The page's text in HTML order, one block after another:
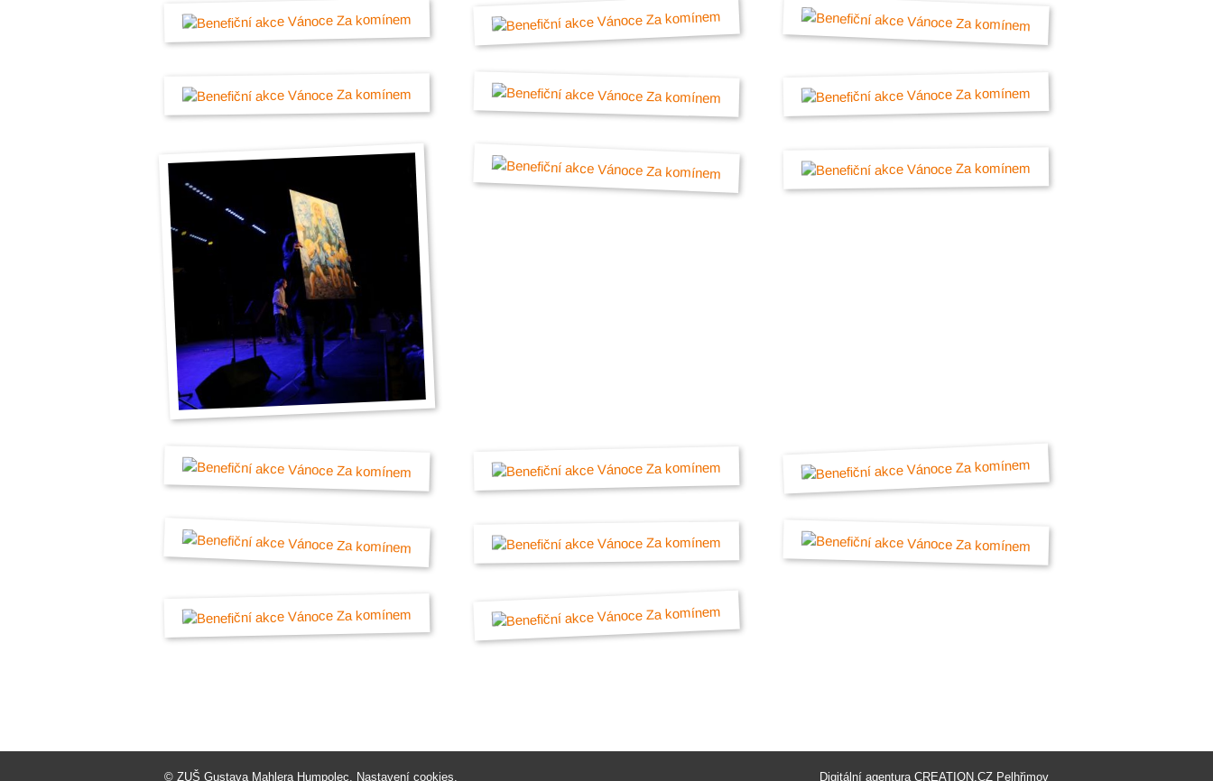
© ZUŠ Gustava Mahlera Humpolec. Nastavení cookies. Digitální agentura CREATION.CZ Pelhřimov